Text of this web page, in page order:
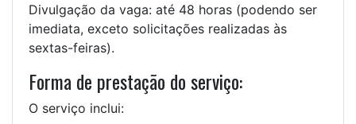
Divulgação da vaga: até 48 horas (podendo ser
imediata, exceto solicitações realizadas às
sextas-feiras).
Forma de prestação do serviço:
O serviço inclui: